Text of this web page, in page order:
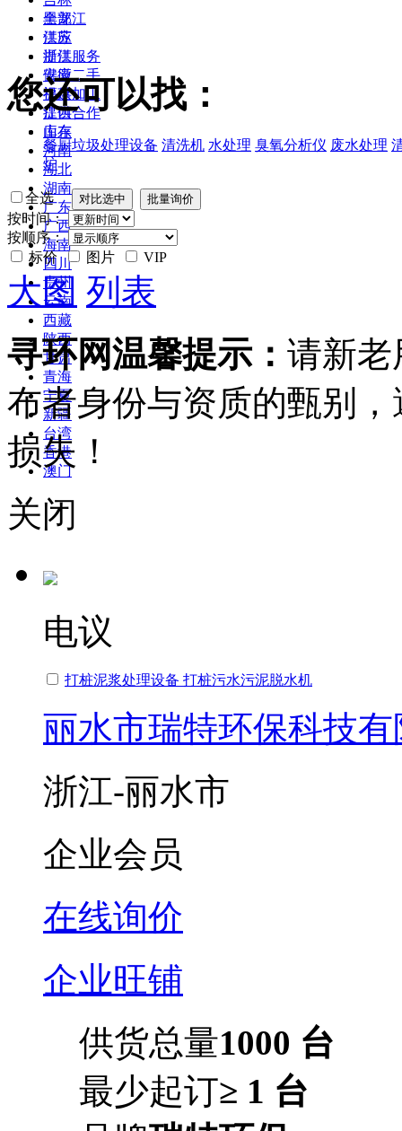
黑龙江
江苏
浙江
安徽
福建
江西
山东
河南
湖北
湖南
广东
广西
海南
四川
贵州
云南
西藏
陕西
甘肃
青海
宁夏
新疆
台湾
香港
澳门
全部
供应
提供服务
供应二手
提供加工
提供合作
库存
您还可以找：
餐厨垃圾处理设备 清洗机 水处理 臭氧分析仪 废水处理
炉
全选
按时间：
按顺序：
标价
图片 VIP
大图 列表
寻环网温馨提示： 请新老
布者身份与资质的甄别
损失！
关闭
电议
打桩泥浆处理设备 打桩污水污泥脱水机
丽水市瑞特环保科技
浙江-丽水市
企业会员
在线询价
企业旺铺
供货总量1000 台
最少起订≥ 1 台